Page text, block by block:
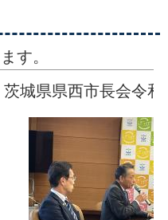
す。
茨城県県西市長会令